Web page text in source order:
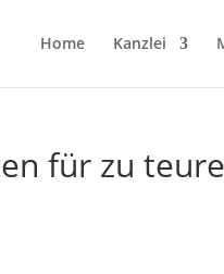
Home Kanzlei
für zu